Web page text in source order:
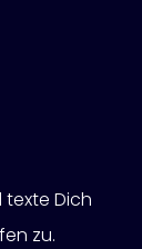
Dich
zu.